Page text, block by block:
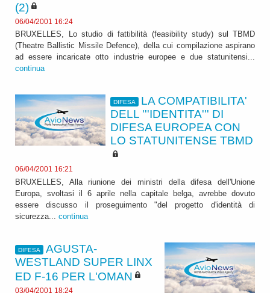
(2)
06/04/2001 16:24
BRUXELLES, Lo studio di fattibilità (feasibility study) sul TBMD
(Theatre Ballistic Missile Defence), della cui compilazione aspirano
ad essere incaricate otto industrie europee e due statunitensi...
continua
DIFESA
LA COMPATIBILITA'
DELL '''IDENTITA''' DI
DIFESA EUROPEA CON
LO STATUNITENSE TBMD
06/04/2001 16:21
BRUXELLES, Alla riunione dei ministri della difesa dell'Unione
Europa, svoltasi il 6 aprile nella capitale belga, avrebbe dovuto
essere discusso il proseguimento "del progetto d'identità di
sicurezza... continua
DIFESA
AGUSTA-
WESTLAND SUPER LINX
ED F-16 PER L'OMAN
03/04/2001 18:24